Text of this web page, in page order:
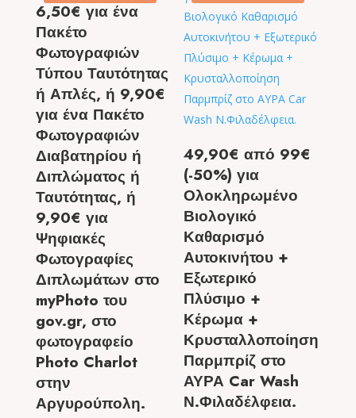
6,50€ για ένα
Πακέτο
Φωτογραφιών
Τύπου Ταυτότητας
ή Απλές, ή 9,90€
για ένα Πακέτο
Φωτογραφιών
Διαβατηρίου ή
Διπλώματος ή
Ταυτότητας, ή
9,90€ για
Ψηφιακές
Φωτογραφίες
Διπλωμάτων στο
myPhoto του
gov.gr, στο
φωτογραφείο
Photo Charlot
στην
Αργυρούπολη.
49,90€ από 99€
(-50%) για
Ολοκληρωμένο
Βιολογικό
Καθαρισμό
Αυτοκινήτου +
Εξωτερικό
Πλύσιμο +
Κέρωμα +
Κρυσταλλοποίηση
Παρμπρίζ στο
ΑΥΡΑ Car Wash
Ν.Φιλαδέλφεια.